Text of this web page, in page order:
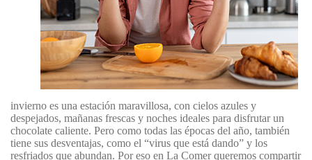
invierno es una estación maravillosa, con cielos azules y
despejados, mañanas frescas y noches ideales para disfrutar un
chocolate caliente. Pero como todas las épocas del año, también
tiene sus desventajas, como el “virus que está dando” y los
resfriados que abundan. Por eso en La Comer queremos compartir